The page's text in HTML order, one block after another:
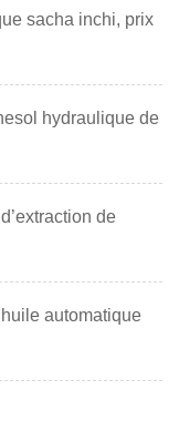
sacha inchi, prix
hydraulique de
de
automatique